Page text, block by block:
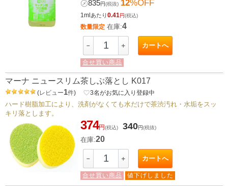
㋱835円(税抜) 12%OFF
1mlあたり0.41円(税込)
数量限定 在庫:4
－ ＋ カートへ
合せ買い商品
マーナ ニュースリム茶しぶ落とし K017
(レビュー1件) favorite_border3名がお気に入り登録中
ハード樹脂加工により、洗剤がなくても水だけで茶渋汚れ・水垢をスッ
キリ落とします。
374円(税込) 340円(税抜)
在庫:20
－ ＋ カートへ
合せ買い商品 値下げしました